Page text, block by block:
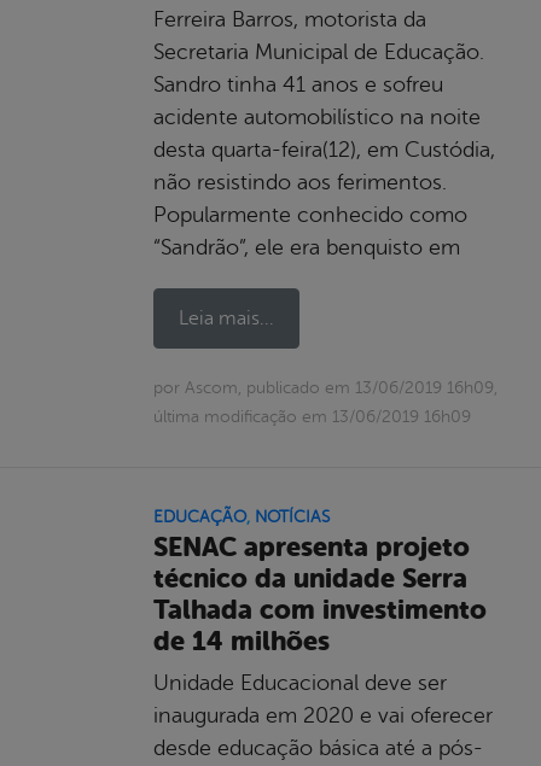
Ferreira Barros, motorista da
Secretaria Municipal de Educação.
Sandro tinha 41 anos e sofreu
acidente automobilístico na noite
desta quarta-feira(12), em Custódia,
não resistindo aos ferimentos.
Popularmente conhecido como
“Sandrão”, ele era benquisto em
Leia mais...
por Ascom, publicado em 13/06/2019 16h09,
última modificação em 13/06/2019 16h09
EDUCAÇÃO, NOTÍCIAS
SENAC apresenta projeto
técnico da unidade Serra
Talhada com investimento
de 14 milhões
Unidade Educacional deve ser
inaugurada em 2020 e vai oferecer
desde educação básica até a pós-